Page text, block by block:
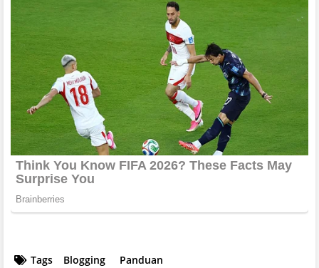
Tags Blogging Panduan